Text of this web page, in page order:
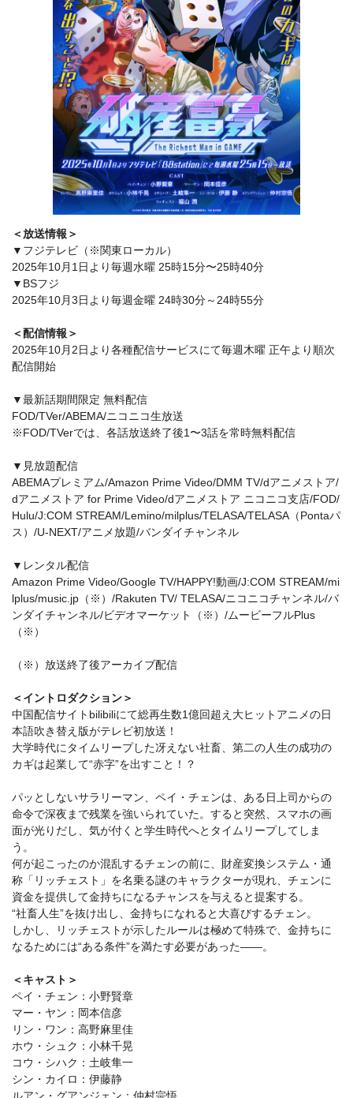
＜放送情報＞
▼フジテレビ（※関東ローカル）
2025年10月1日より毎週水曜 25時15分〜25時40分
▼BSフジ
2025年10月3日より毎週金曜 24時30分～24時55分
＜配信情報＞
2025年10月2日より各種配信サービスにて毎週木曜 正午より順次
配信開始
▼最新話期間限定 無料配信
FOD/TVer/ABEMA/ニコニコ生放送
※FOD/TVerでは、各話放送終了後1〜3話を常時無料配信
▼見放題配信
ABEMAプレミアム/Amazon Prime Video/DMM TV/dアニメストア/
dアニメストア for Prime Video/dアニメストア ニコニコ支店/FOD/
Hulu/J:COM STREAM/Lemino/milplus/TELASA/TELASA（Pontaパ
ス）/U-NEXT/アニメ放題/バンダイチャンネル
▼レンタル配信
Amazon Prime Video/Google TV/HAPPY!動画/J:COM STREAM/mi
lplus/music.jp（※）/Rakuten TV/ TELASA/ニコニコチャンネル/バ
ンダイチャンネル/ビデオマーケット（※）/ムービーフルPlus
（※）
（※）放送終了後アーカイブ配信
＜イントロダクション＞
中国配信サイトbilibiliにて総再生数1億回超え大ヒットアニメの日
本語吹き替え版がテレビ初放送！
大学時代にタイムリープした冴えない社畜、第二の人生の成功の
カギは起業して“赤字”を出すこと！？
パッとしないサラリーマン、ペイ・チェンは、ある日上司からの
命令で深夜まで残業を強いられていた。すると突然、スマホの画
面が光りだし、気が付くと学生時代へとタイムリープしてしま
う。
何が起こったのか混乱するチェンの前に、財産変換システム・通
称「リッチェスト」を名乗る謎のキャラクターが現れ、チェンに
資金を提供して金持ちになるチャンスを与えると提案する。
“社畜人生”を抜け出し、金持ちになれると大喜びするチェン。
しかし、リッチェストが示したルールは極めて特殊で、金持ちに
なるためには“ある条件”を満たす必要があった――。
＜キャスト＞
ペイ・チェン：小野賢章
マー・ヤン：岡本信彦
リン・ワン：高野麻里佳
ホウ・シュク：小林千晃
コウ・シハク：土岐隼一
シン・カイロ：伊藤静
ルアン・グアンジェン：仲村宗悟